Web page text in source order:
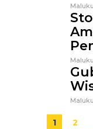
Maluku
Maluku
Maluku
1 2